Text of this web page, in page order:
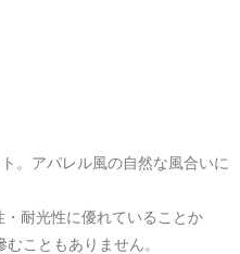
。アパレル風の自然な風合いに
耐光性に優れていることか
こともありません。